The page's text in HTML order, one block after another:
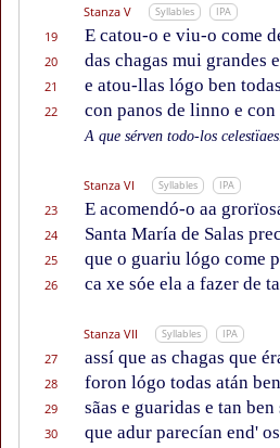
Stanza V Syllables IPA
19 E catou-o e viu-o come
20
das chagas mui grandes
21
e atou-llas lógo ben
22
con panos de linno e con
A que sérven todo-los
Stanza VI Syllables IPA
23 E acomendó-o aa
24
Santa María de Salas
25
que o guariu lógo come
26
ca xe sóe ela a fazer de
Stanza VII Syllables IPA
27 assí que as chagas que
28
foron lógo todas atán
29
sãas e guaridas e tan ben
30
que adur parecían end'